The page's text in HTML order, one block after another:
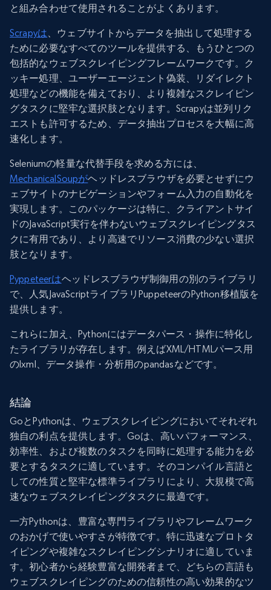
と組み合わせて使用されることがよくあります。
Scrapyは、ウェブサイトからデータを抽出して処理する
ために必要なすべてのツールを提供する、もうひとつの
包括的なウェブスクレイピングフレームワークです。ク
ッキー処理、ユーザーエージェント偽装、リダイレクト
処理などの機能を備えており、より複雑なスクレイピン
グタスクに堅牢な選択肢となります。Scrapyは並列リク
エストも許可するため、データ抽出プロセスを大幅に高
速化します。
Seleniumの軽量な代替手段を求める方には、
MechanicalSoupがヘッドレスブラウザを必要とせずにウ
ェブサイトのナビゲーションやフォーム入力の自動化を
実現します。このパッケージは特に、クライアントサイ
ドのJavaScript実行を伴わないウェブスクレイピングタス
クに有用であり、より高速でリソース消費の少ない選択
肢となります。
Pyppeteerはヘッドレスブラウザ制御用の別のライブラリ
で、人気JavaScriptライブラリPuppeteerのPython移植版を
提供します。
これらに加え、Pythonにはデータパース・操作に特化し
たライブラリが存在します。例えばXML/HTMLパース用
のlxml、データ操作・分析用のpandasなどです。
結論
GoとPythonは、ウェブスクレイピングにおいてそれぞれ
独自の利点を提供します。Goは、高いパフォーマンス、
効率性、および複数のタスクを同時に処理する能力を必
要とするタスクに適しています。そのコンパイル言語と
しての性質と堅牢な標準ライブラリにより、大規模で高
速なウェブスクレイピングタスクに最適です。
一方Pythonは、豊富な専門ライブラリやフレームワーク
のおかげで使いやすさが特徴です。特に迅速なプロトタ
イピングや複雑なスクレイピングシナリオに適していま
す。初心者から経験豊富な開発者まで、どちらの言語も
ウェブスクレイピングのための信頼性の高い効果的なツ